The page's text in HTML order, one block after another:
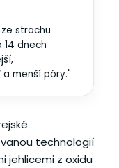
technologií
jehlicemi z oxidu
strachu
14 dnech
menší póry."